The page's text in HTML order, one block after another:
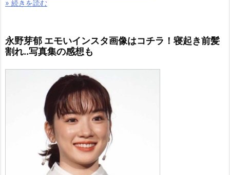
» 続きを読む
永野芽郁 エモいインスタ画像はコチラ！寝起き前髪
割れ..写真集の感想も